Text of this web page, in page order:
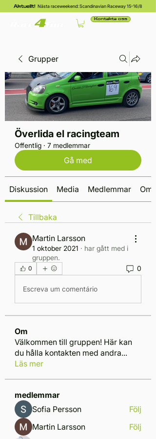
Aktuellt! Nästa raceweekend: Scandinavian Raceway 15-16/8
Kontakta oss
Grupper
Överlida el racingteam
Offentlig · 7 medlemmar
Gå med
Diskussion Media Medlemmar Om
Tillbaka
Martin Larsson
1 oktober 2021 · har gått med i
gruppen.
0 0
Escreva um comentário
Om
Välkommen till gruppen! Här kan
du hålla kontakten med andra...
Läs mer
medlemmar
Sofia Persson
Följ
Martin Larsson
Följ